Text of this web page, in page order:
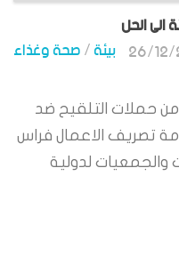
الى الحل
بيئة/صحة وغذاء 26/
من حملات التلقيح ضد
تصريف الاعمال فراس
والجمعيات لدولية